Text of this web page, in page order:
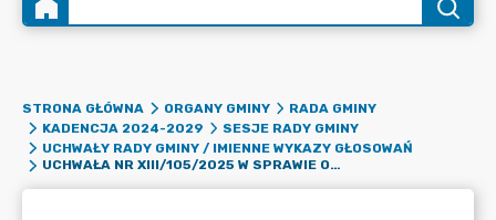
STRONA GŁÓWNA ORGANY GMINY
RADA GMINY
KADENCJA 2024-2029
SESJE RADY GMINY
UCHWAŁY RADY GMINY / IMIENNE WYKAZY GŁOSOWAŃ
UCHWAŁA NR XIII/105/2025 W SPRAWIE OKREŚLENIA SEZONU KĄPIELOWEGO NA TERENIE GMINY WŁOSZAKOWICE NA ROK 2025